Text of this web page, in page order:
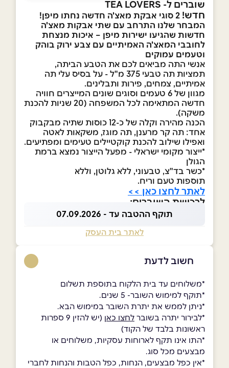
שוברים ל- TEA LOVERS
חדש! 2 סוגי אבקת מאצ'ה חדשה נחתו מיפן!
המבחר שלנו התרחב עם שתי אבקות מאצ'ה
חדשות שהגיעו ישירות מיפן – איכות מנצחת
לחובבי המאצ'ה האמיתיים עם צבע ירוק בוהק
וטעמים עמוקים
אנשי התה מביאים לכם את הטבע הביתה,
תמציות תה טבעי 375 מ"ל - על בסיס עלי תה
אמיתיים, צמחים, פירות ותבלינים.
מגוון של 6 טעמים וסוגים שונים המייצרים חוויה
חדשה המתאימה לכל המשפחה (20 שניות להכנת
משקה).
הכנה מהירה וקלה של כ-12 כוסות שתיה מבקבוק
אחד: תה קר מרענן, תה מוגז, משקאות לאטה
ואפילו שילוב להכנת קוקטיילים טעימים ומפתיעים.
*ייצור מקומי ישראלי - מפעל הייצור נמצא ברמת
הגולן
*כשר בד"צ, טבעוני, ללא גלוטן, וללא
תוספות טעם וריח.
לאתר לחצו כאן >>
לרכישת השוברים:
תוקף ההטבה עד - 07.09.2026
לאתר בית העסק
חשוב לדעת
*משלוחים עד בית הלקוח בתוספת תשלום
*תוקף למימוש השובר- 5 שנים.
*ניתן לממש את יתרת השובר במימוש הבא.
*לבירור יתרה בשובר לחצו כאן
(יש להזין 9 ספרות
ראשונות בלבד של הקוד)
*התו אינו תקף לארוחות עסקיות, משלוחים או
מבצעים מכל סוג.
*אין כפל מבצעים, הנחות, כפל הטבות והנחות לחברי